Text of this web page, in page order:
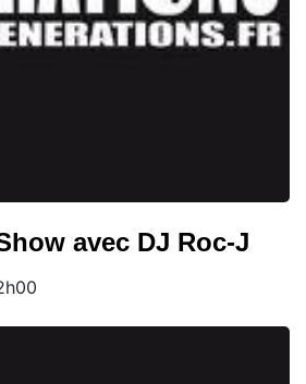
avec DJ Roc-J